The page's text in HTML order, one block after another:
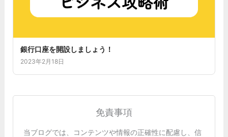
銀行口座を開設しましょう！
2023年2月18日
免責事項
当ブログでは、コンテンツや情報の正確性に配慮し、信